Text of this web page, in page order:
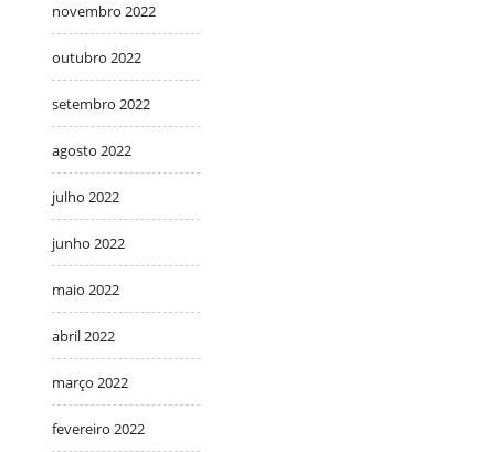
novembro 2022
outubro 2022
setembro 2022
agosto 2022
julho 2022
junho 2022
maio 2022
abril 2022
março 2022
fevereiro 2022